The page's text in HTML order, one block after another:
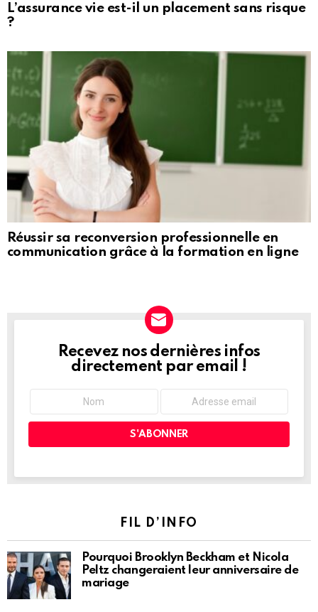
L’assurance vie est-il un placement sans risque
?
Réussir sa reconversion professionnelle en
communication grâce à la formation en ligne
NEWSLETTER
Recevez nos dernières infos
directement par email !
FIL D’INFO
Pourquoi Brooklyn Beckham et Nicola
Peltz changeraient leur anniversaire de
mariage